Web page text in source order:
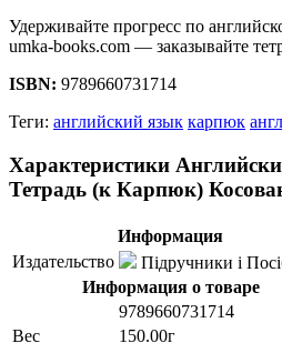
Удерживайте прогресс по
umka-books.com — заказывайте
ISBN: 9789660731714
Теги: английский язык карпюк
Характеристики
Тетрадь (к Карпюк)
Информация
Издательство
Підручники і
Информация о товаре
9789660731714
Вес
150.00г